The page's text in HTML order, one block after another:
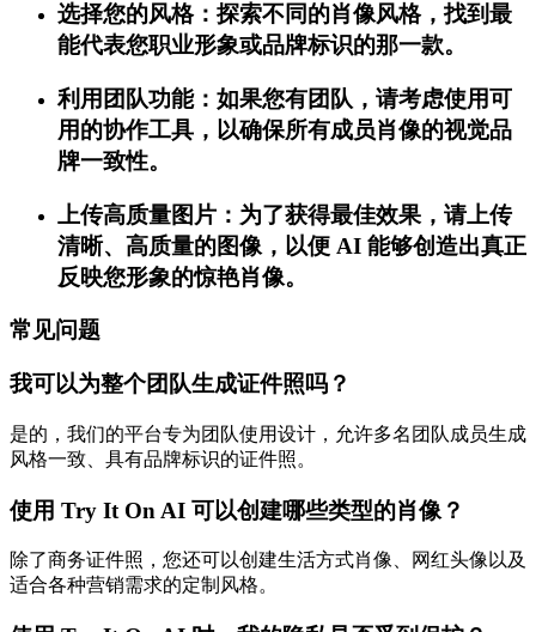
选择您的风格：探索不同的肖像风格，找到最
能代表您职业形象或品牌标识的那一款。
利用团队功能：如果您有团队，请考虑使用可
用的协作工具，以确保所有成员肖像的视觉品
牌一致性。
上传高质量图片：为了获得最佳效果，请上传
清晰、高质量的图像，以便 AI 能够创造出真正
反映您形象的惊艳肖像。
常见问题
我可以为整个团队生成证件照吗？
是的，我们的平台专为团队使用设计，允许多名团队成员生成
风格一致、具有品牌标识的证件照。
使用 Try It On AI 可以创建哪些类型的肖像？
除了商务证件照，您还可以创建生活方式肖像、网红头像以及
适合各种营销需求的定制风格。